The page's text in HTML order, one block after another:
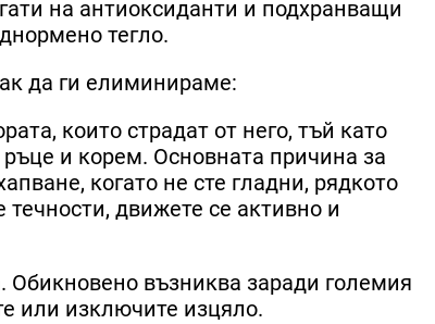
на антиоксиданти и подхранващи
тегло.
да ги елиминираме:
които страдат от него, тъй като
и корем. Основната причина за
когато не сте гладни, рядкото
движете се активно и
Обикновено възниква заради големия
или изключите изцяло.